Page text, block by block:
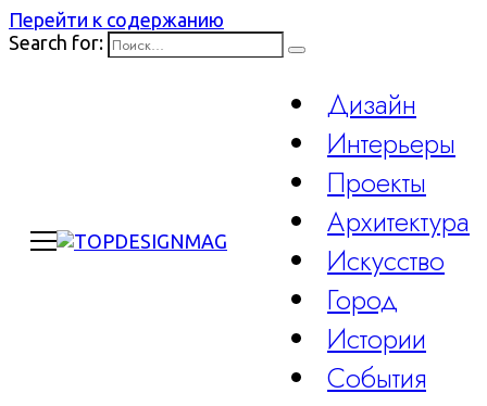
Перейти к содержанию
Search for:
Дизайн
Интерьеры
Проекты
Архитектура
Искусство
Город
Истории
События